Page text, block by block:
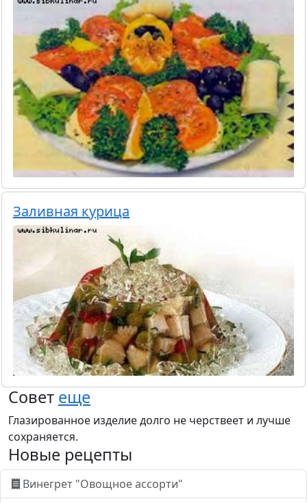
Заливная курица
Совет еще
Глазированное изделие долго не черствеет и лучше
сохраняется.
Новые рецепты
Винегрет "Овощное ассорти"